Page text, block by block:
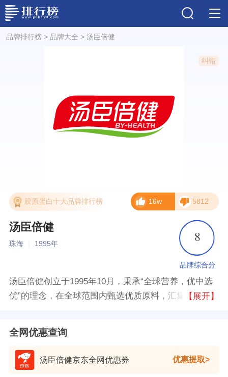
品牌排行榜> 品牌大全 > 汤臣倍健
纠错
胶原蛋白十大品牌排行榜 16w 5812
汤臣倍健
珠海 1995年 8
品牌综合分
汤臣倍健创立于1995年10月，秉承“全球营养，优中选
优”的理念，在全球范围内甄选优质原料，汇集全球营
物质、天然动植物提取物及其它功能性膳食补充食品。
【展开】
全网优惠查询
汤臣倍健京东全网优惠券 优惠提取